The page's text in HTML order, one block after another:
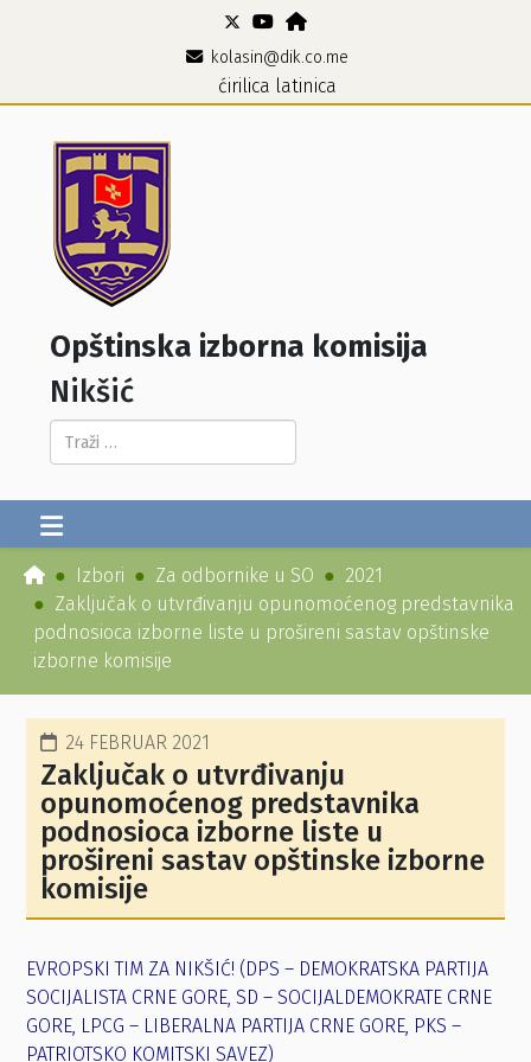
kolasin@dik.co.me
ćirilica latinica
Opštinska izborna komisija
Nikšić
Pretraga...
Izbori Za odbornike u SO
2021
Zaključak o utvrđivanju opunomoćenog predstavnika
podnosioca izborne liste u prošireni sastav opštinske
izborne komisije
24 FEBRUAR 2021
Zaključak o utvrđivanju
opunomoćenog predstavnika
podnosioca izborne liste u
prošireni sastav opštinske izborne
komisije
EVROPSKI TIM ZA NIKŠIĆ! (DPS – DEMOKRATSKA PARTIJA
SOCIJALISTA CRNE GORE, SD – SOCIJALDEMOKRATE CRNE
GORE, LPCG – LIBERALNA PARTIJA CRNE GORE, PKS –
PATRIOTSKO KOMITSKI SAVEZ)